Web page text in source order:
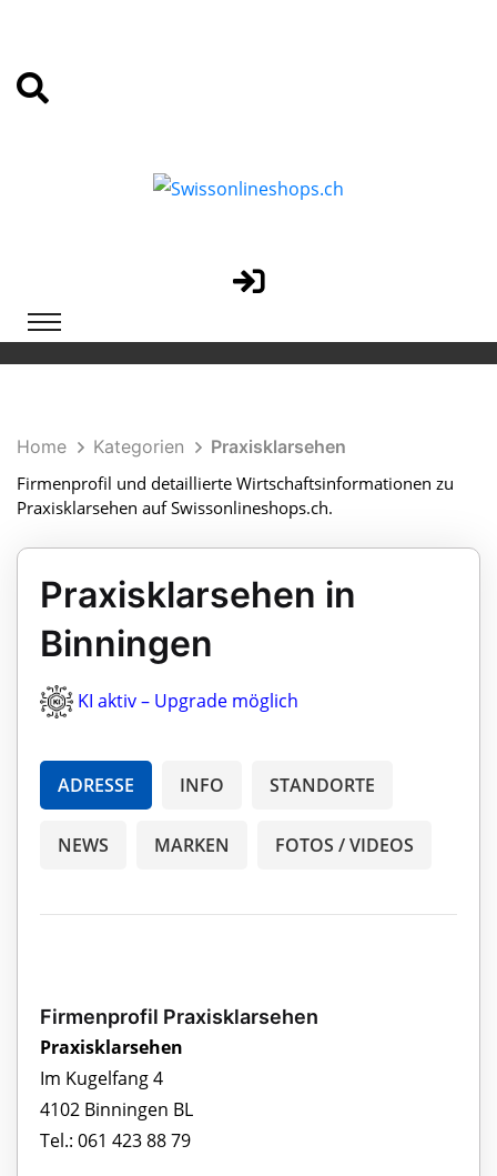
Home Kategorien
Praxisklarsehen
Firmenprofil und detaillierte Wirtschaftsinformationen zu
Praxisklarsehen auf Swissonlineshops.ch.
Praxisklarsehen in
Binningen
KI aktiv – Upgrade möglich
ADRESSE INFO STANDORTE
NEWS MARKEN FOTOS / VIDEOS
Firmenprofil Praxisklarsehen
Praxisklarsehen
Im Kugelfang 4
4102 Binningen BL
Tel.: 061 423 88 79